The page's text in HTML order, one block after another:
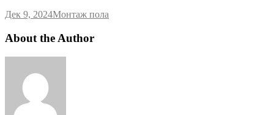
Дек 9, 2024Монтаж пола
About the Author